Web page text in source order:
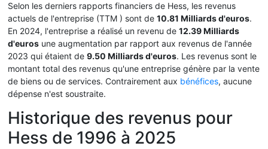
Selon les derniers rapports financiers de Hess, les revenus
actuels de l'entreprise (TTM ) sont de 10.81 Milliards d'euros.
En 2024, l'entreprise a réalisé un revenu de 12.39 Milliards
d'euros une augmentation par rapport aux revenus de l'année
2023 qui étaient de 9.50 Milliards d'euros. Les revenus sont le
montant total des revenus qu'une entreprise génère par la vente
de biens ou de services. Contrairement aux bénéfices, aucune
dépense n'est soustraite.
Historique des revenus pour
Hess de 1996 à 2025